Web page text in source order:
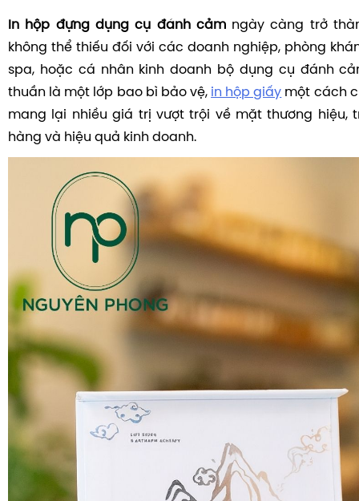
In hộp đựng dụng cụ đánh cảmngày càng trở
không thể thiếu đối với các doanh nghiệp, phòng
spa, hoặc cá nhân kinh doanh bộ dụng cụ đánh
thuần là một lớp bao bì bảo vệ, in hộp giấy một cách
mang lại nhiều giá trị vượt trội về mặt thương hiệu,
hàng và hiệu quả kinh doanh.